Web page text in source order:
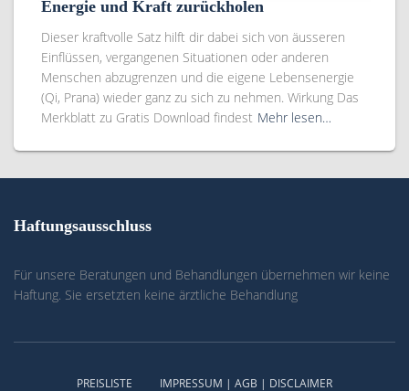
Energie und Kraft zurückholen
Dieser kraftvolle Satz hilft dir dabei sich von äusseren
Einflüssen, vergangenen Situationen oder anderen
Menschen abzugrenzen und die eigene Lebensenergie
(Qi, Prana) wieder ganz zu sich zu nehmen. Wirkung Das
Merkblatt zu Gratis Download findest Mehr lesen…
Haftungsausschluss
Für unsere Beratungen und Behandlungen übernehmen wir keine
Haftung. Sie ersetzten keine ärztliche Behandlung
PREISLISTE IMPRESSUM | AGB | DISCLAIMER